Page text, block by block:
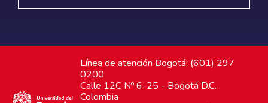
Línea de atención Bogotá: (601) 297
0200
Calle 12C Nº 6-25 - Bogotá D.C.
Colombia